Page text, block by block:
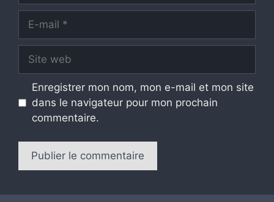
Site
Enregistrer mon nom, mon e-mail et mon site
dans le navigateur pour mon prochain
commentaire.